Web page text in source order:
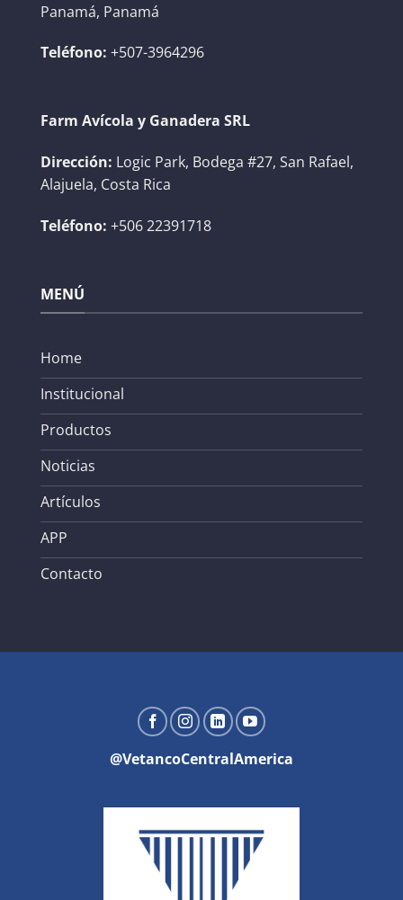
Panamá, Panamá
Teléfono: +507-3964296
Farm Avícola y Ganadera SRL
Dirección: Logic Park, Bodega #27, San Rafael,
Alajuela, Costa Rica
Teléfono: +506 22391718
MENÚ
Home
Institucional
Productos
Noticias
Artículos
APP
Contacto
@VetancoCentralAmerica